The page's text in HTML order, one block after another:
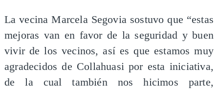
La vecina Marcela Segovia sostuvo que “estas
mejoras van en favor de la seguridad y buen
vivir de los vecinos, así es que estamos muy
agradecidos de Collahuasi por esta iniciativa,
de la cual también nos hicimos parte,